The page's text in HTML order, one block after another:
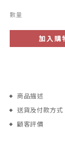
數量
加入購
商品描述
送貨及付款方式
顧客評價